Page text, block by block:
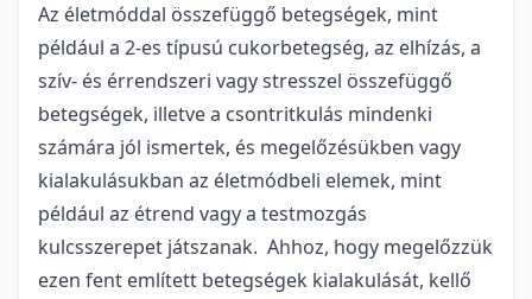
Az életmóddal összefüggő betegségek, mint
például a 2-es típusú cukorbetegség, az elhízás, a
szív- és érrendszeri vagy stresszel összefüggő
betegségek, illetve a csontritkulás mindenki
számára jól ismertek, és megelőzésükben vagy
kialakulásukban az életmódbeli elemek, mint
például az étrend vagy a testmozgás
kulcsszerepet játszanak. Ahhoz, hogy megelőzzük
ezen fent említett betegségek kialakulását, kellő